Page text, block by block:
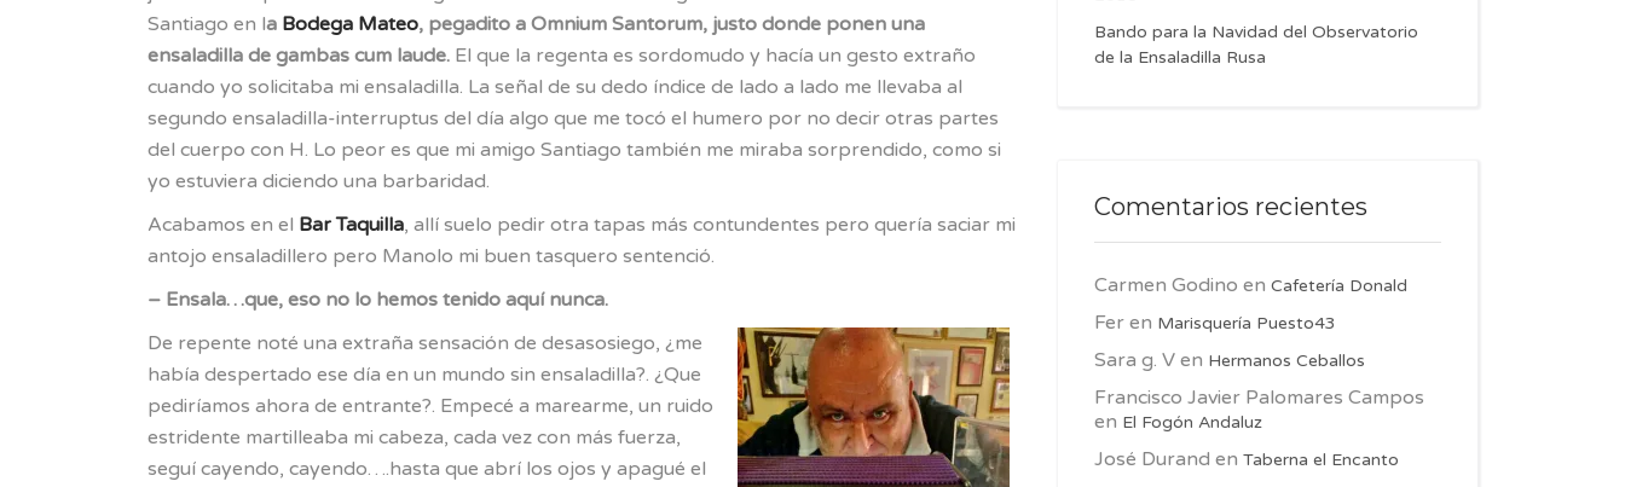
Santiago en la Bodega Mateo, pegadito a Omnium Santorum, justo donde ponen una
ensaladilla de gambas cum laude. El que la regenta es sordomudo y hacía un gesto extraño
cuando yo solicitaba mi ensaladilla. La señal de su dedo índice de lado a lado me llevaba al
segundo ensaladilla-interruptus del día algo que me tocó el humero por no decir otras partes
del cuerpo con H. Lo peor es que mi amigo Santiago también me miraba sorprendido, como si
yo estuviera diciendo una barbaridad.
Acabamos en el Bar Taquilla, allí suelo pedir otra tapas más contundentes pero quería saciar mi
antojo ensaladillero pero Manolo mi buen tasquero sentenció.
– Ensala…que, eso no lo hemos tenido aquí nunca.
De repente noté una extraña sensación de desasosiego, ¿me
había despertado ese día en un mundo sin ensaladilla?. ¿Que
pediríamos ahora de entrante?. Empecé a marearme, un ruido
estridente martilleaba mi cabeza, cada vez con más fuerza,
seguí cayendo, cayendo….hasta que abrí los ojos y apagué el
Bando para la Navidad del Observatorio
de la Ensaladilla Rusa
Comentarios recientes
Carmen Godino enCafetería Donald
Fer en Marisquería Puesto43
Sara g. V en Hermanos Ceballos
Francisco Javier Palomares Campos
en El Fogón Andaluz
José Durand enTaberna el Encanto